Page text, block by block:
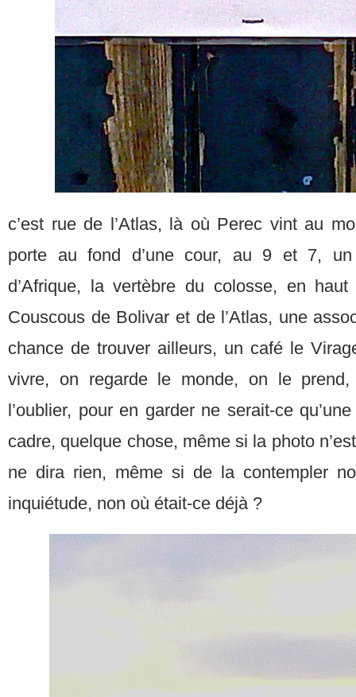
c’est rue de l’Atlas, là où Perec vint au
porte au fond d’une cour, au 9 et 7, un
d’Afrique, la vertèbre du colosse, en
Couscous de Bolivar et de l’Atlas, une
chance de trouver ailleurs, un café le
vivre, on regarde le monde, on le
l’oublier, pour en garder ne serait-ce
cadre, quelque chose, même si la photo
ne dira rien, même si de la contempler
inquiétude, non où était-ce déjà ?